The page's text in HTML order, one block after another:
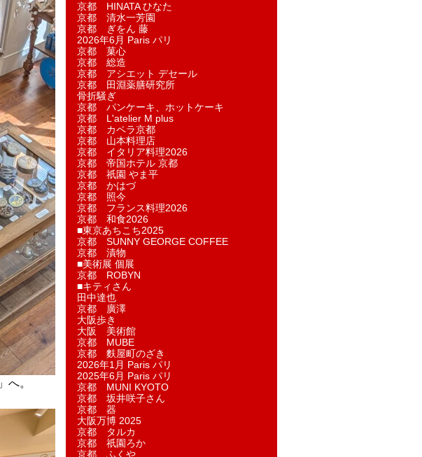
」へ。
京都 HINATA ひなた
京都 清水一芳園
京都 ぎをん 藤
2026年6月 Paris パリ
京都 菓​心
京都 総造
京都 アシエット デセール
京都 田淵薬膳研究所
骨折騒ぎ
京都 パンケーキ、ホットケーキ
京都 L'atelier M plus
京都 カペラ京都
京都 山本料理店
京都 イタリア料理2026
京都 帝国ホテル 京都
京都 祇園 やま平
京都 かはづ
京都 照今
京都 フランス料理2026
京都 和食2026
■東京あちこち2025
京都 SUNNY GEORGE COFFEE
京都 漬物
■美術展 個展
京都 ROBYN
■キティさん
田中達也
京都 廣澤
大阪歩き
大阪 美術館
京都 MUBE
京都 麩屋町のざき
2026年1月 Paris パリ
2025年6月 Paris パリ
京都 MUNI KYOTO
京都 坂井咲子さん
京都 器
大阪万博 2025
京都 タルカ
京都 祇園ろか
京都 ふくや